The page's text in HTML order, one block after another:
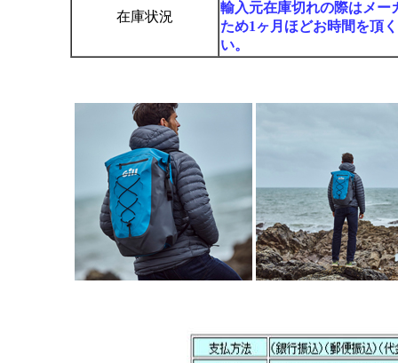
在庫状況
輸入元在庫切れの際はメー
ため1ヶ月ほどお時間を頂
い。